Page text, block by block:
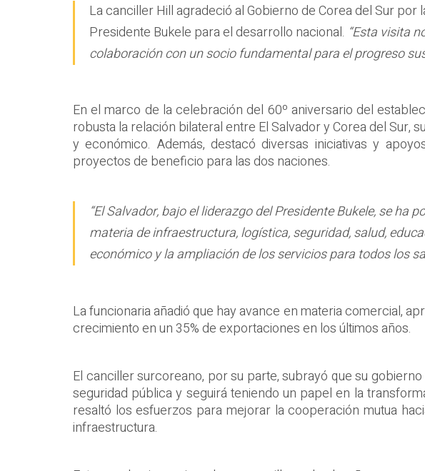
La canciller Hill agradeció al Gobierno de Corea del Sur
Presidente Bukele para el desarrollo nacional. “Esta visita
colaboración con un socio fundamental para el progreso
En el marco de la celebración del 60º aniversario del
robusta la relación bilateral entre El Salvador y Corea del
y económico. Además, destacó diversas iniciativas y
proyectos de beneficio para las dos naciones.
“El Salvador, bajo el liderazgo del Presidente Bukele, se
materia de infraestructura, logística, seguridad, salud,
económico y la ampliación de los servicios para todos los
La funcionaria añadió que hay avance en materia comercial,
crecimiento en un 35% de exportaciones en los últimos años.
El canciller surcoreano, por su parte, subrayó que su
seguridad pública y seguirá teniendo un papel en la
resaltó los esfuerzos para mejorar la cooperación mutua
infraestructura.